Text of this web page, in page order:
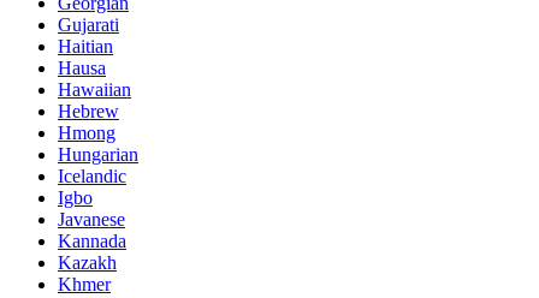
Gujarati
Haitian
Hausa
Hawaiian
Hebrew
Hmong
Hungarian
Icelandic
Igbo
Javanese
Kannada
Kazakh
Khmer